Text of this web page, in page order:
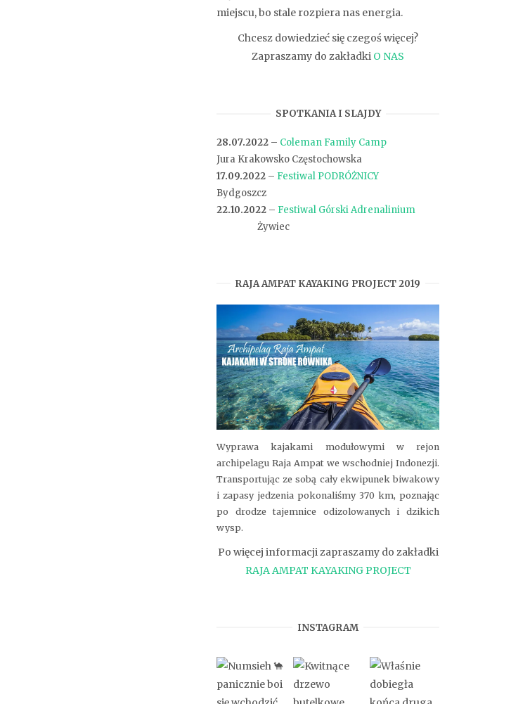
miejscu, bo stale rozpiera nas energia.
Chcesz dowiedzieć się czegoś więcej?
Zapraszamy do zakładki O NAS
SPOTKANIA I SLAJDY
28.07.2022 – Coleman Family Camp
Jura Krakowsko Częstochowska
17.09.2022 – Festiwal PODRÓŻNICY
Bydgoszcz
22.10.2022 – Festiwal Górski Adrenalinium
Żywiec
RAJA AMPAT KAYAKING PROJECT 2019
Wyprawa kajakami modułowymi w rejon
archipelagu Raja Ampat we wschodniej Indonezji.
Transportując ze sobą cały ekwipunek biwakowy
i zapasy jedzenia pokonaliśmy 370 km, poznając
po drodze tajemnice odizolowanych i dzikich
wysp.
Po więcej informacji zapraszamy do zakładki
RAJA AMPAT KAYAKING PROJECT
INSTAGRAM